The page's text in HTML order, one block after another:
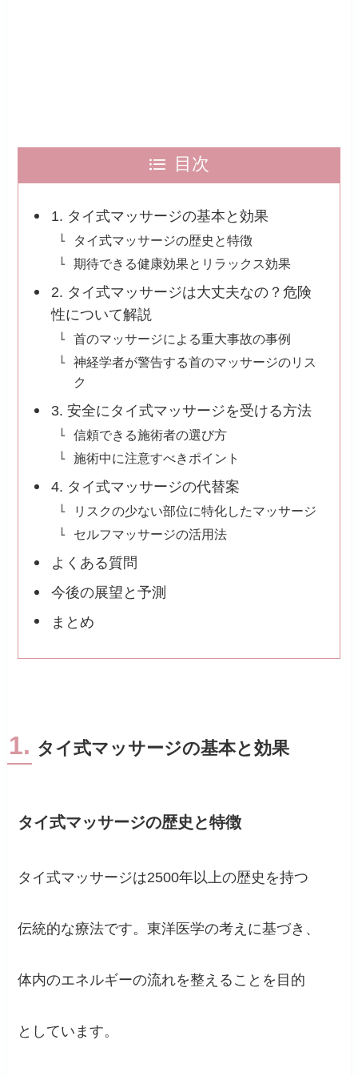
目次
1. タイ式マッサージの基本と効果
タイ式マッサージの歴史と特徴
期待できる健康効果とリラックス効果
2. タイ式マッサージは大丈夫なの？危険
性について解説
首のマッサージによる重大事故の事例
神経学者が警告する首のマッサージのリス
ク
3. 安全にタイ式マッサージを受ける方法
信頼できる施術者の選び方
施術中に注意すべきポイント
4. タイ式マッサージの代替案
リスクの少ない部位に特化したマッサージ
セルフマッサージの活用法
よくある質問
今後の展望と予測
まとめ
1. タイ式マッサージの基本と効果
タイ式マッサージの歴史と特徴
タイ式マッサージは2500年以上の歴史を持つ
伝統的な療法です。東洋医学の考えに基づき、
体内のエネルギーの流れを整えることを目的
としています。